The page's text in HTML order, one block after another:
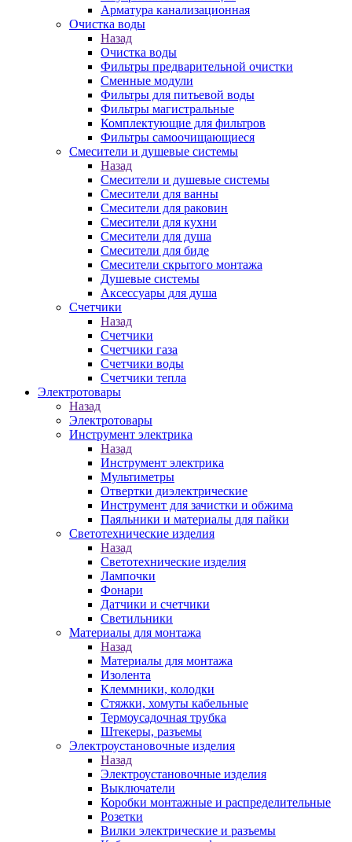
Арматура канализационная
Очистка воды
Назад
Очистка воды
Фильтры предварительной очистки
Сменные модули
Фильтры для питьевой воды
Фильтры магистральные
Комплектующие для фильтров
Фильтры самоочищающиеся
Смесители и душевые системы
Назад
Смесители и душевые системы
Смесители для ванны
Смесители для раковин
Смесители для кухни
Смесители для душа
Смесители для биде
Смесители скрытого монтажа
Душевые системы
Аксессуары для душа
Счетчики
Назад
Счетчики
Счетчики газа
Счетчики воды
Счетчики тепла
Электротовары
Назад
Электротовары
Инструмент электрика
Назад
Инструмент электрика
Мультиметры
Отвертки диэлектрические
Инструмент для зачистки и обжима
Паяльники и материалы для пайки
Светотехнические изделия
Назад
Светотехнические изделия
Лампочки
Фонари
Датчики и счетчики
Светильники
Материалы для монтажа
Назад
Материалы для монтажа
Изолента
Клеммники, колодки
Стяжки, хомуты кабельные
Термоусадочная трубка
Штекеры, разъемы
Электроустановочные изделия
Назад
Электроустановочные изделия
Выключатели
Коробки монтажные и распределительные
Розетки
Вилки электрические и разъемы